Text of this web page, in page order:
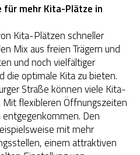
für mehr Kita-Plätze in
Kita-Plätzen schneller
Mix aus freien Trägern und
und noch vielfältiger
die optimale Kita zu bieten.
Straße können viele Kita-
flexibleren Öffnungszeiten
Den
mit mehr
einem attraktiven